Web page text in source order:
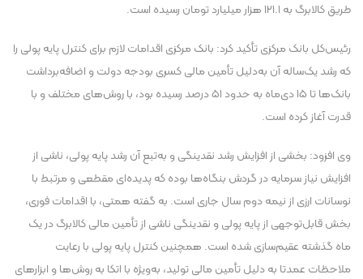
طریق کالابرگ به ۱۲۱.۱ هزار میلیارد تومان رسیده است.
رئیس‌کل بانک مرکزی تأکید کرد: بانک مرکزی اقدامات لازم برای کنترل پایه پولی را
که رشد یک‌ساله آن به‌دلیل تأمین مالی کسری بودجه دولت و اضافه‌برداشت
بانک‌ها تا ۱۵ دی‌ماه به حدود ۵۱ درصد رسیده بود، با روش‌های مختلف و با
قدرت آغاز کرده است.
وی افزود: بخشی از افزایش رشد نقدینگی و به‌تبع آن رشد پایه پولی، ناشی از
افزایش نیاز سرمایه در گردش بنگاه‌ها بوده که پدیده‌ای مقطعی و مرتبط با
نوسانات ارزی از نیمه دوم سال جاری است. به گفته همتی، با اقدامات فوری،
بخش قابل‌توجهی از پایه پولی و نقدینگی ناشی از تأمین مالی کالابرگ در یک
ماه گذشته عقیم‌سازی شده است. همچنین کنترل پایه پولی با رعایت
ملاحظات عمدتا به دلیل تأمین مالی تولید، به‌ویژه با اتکا به روش‌ها و ابزار‌های